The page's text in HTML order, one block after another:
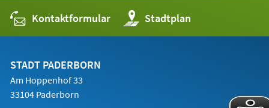
Kontaktformular Stadtplan
(Öffnet
in
einem
STADT PADERBORN
Am Hoppenhof 33
33104 Paderborn